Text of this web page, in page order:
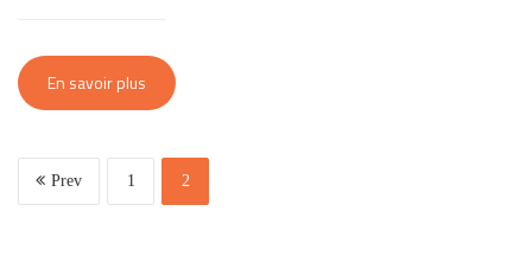
En savoir plus
Prev 1 2